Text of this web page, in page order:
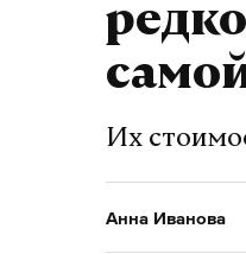
Их
Анна Иванова